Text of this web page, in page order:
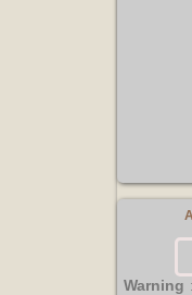
Warning